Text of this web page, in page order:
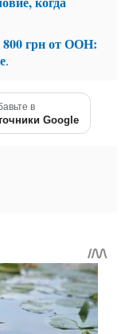
800 грн от ООН:
.
в
Google